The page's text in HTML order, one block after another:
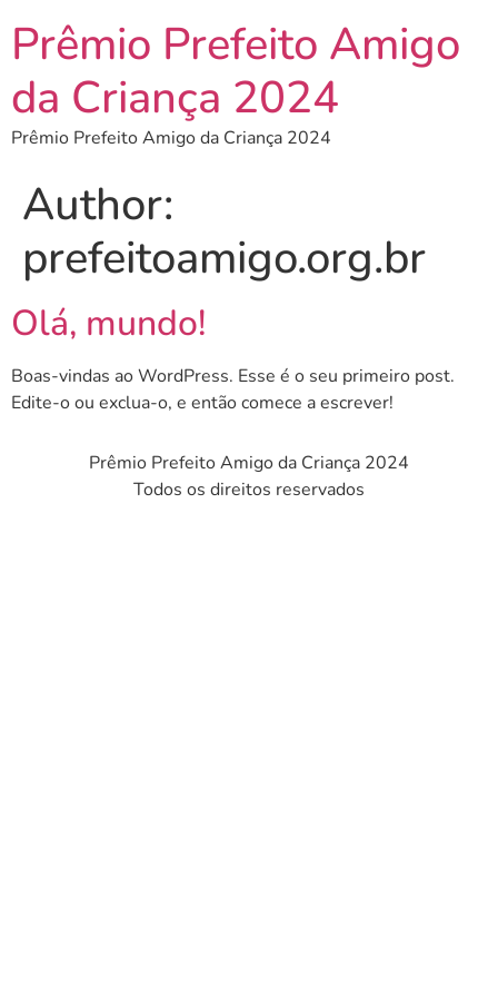
Prêmio Prefeito Amigo
da Criança 2024
Prêmio Prefeito Amigo da Criança 2024
Author:
prefeitoamigo.org.br
Olá, mundo!
Boas-vindas ao WordPress. Esse é o seu primeiro post.
Edite-o ou exclua-o, e então comece a escrever!
Prêmio Prefeito Amigo da Criança 2024
Todos os direitos reservados